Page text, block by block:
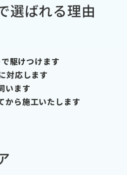
選ばれる理由
駆けつけます
対応します
います
から施工いたします